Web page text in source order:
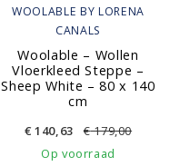
WOOLABLE BY LORENA
CANALS
Woolable – Wollen
Vloerkleed Steppe –
Sheep White – 80 x 140
cm
€ 140,63 €179,00
Op voorraad